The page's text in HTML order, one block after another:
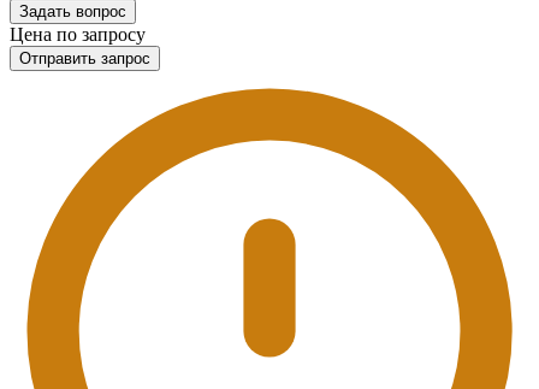
Задать вопрос
Цена по запросу
Отправить запрос